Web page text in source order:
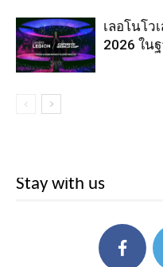
เลอโนโว
2026 ใน
Stay with us